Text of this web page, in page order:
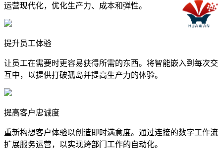
运营现代化，优化生产力、成本和弹性。
提升员工体验
让员工在需要时更容易获得所需的东西。将智能嵌入到每次交
互中，以提供打破孤岛并提高生产力的体验。
提高客户忠诚度
重新构想客户体验以创造即时满意度。通过连接的数字工作流
扩展服务运营，以实现跨部门工作的自动化。